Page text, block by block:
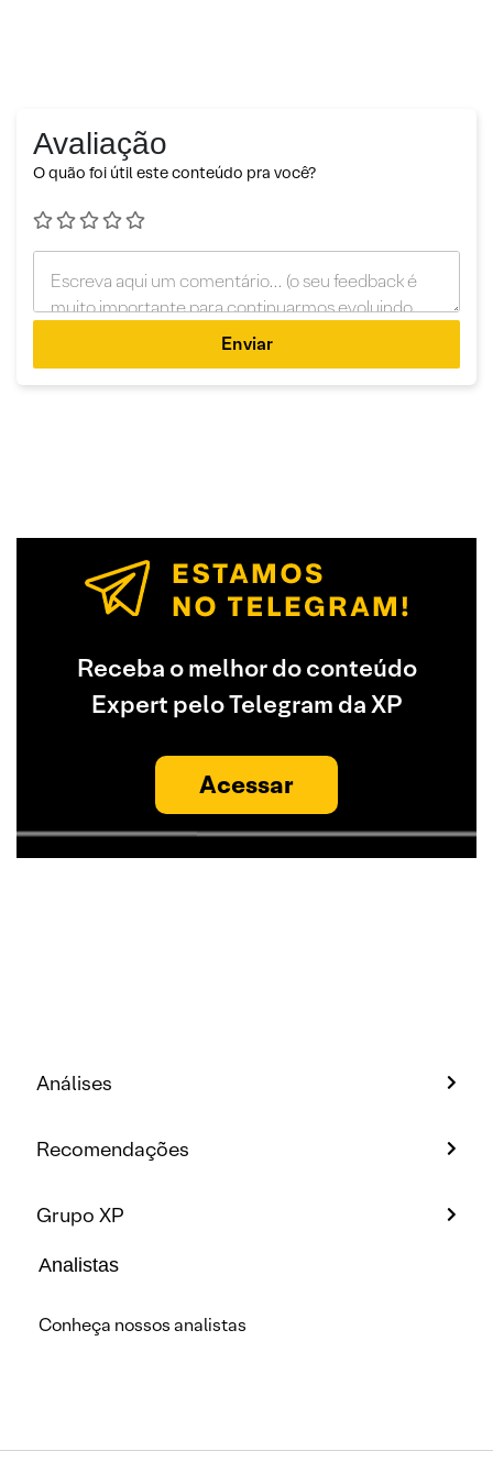
Avaliação
O quão foi útil este conteúdo pra você?
Enviar
Receba o melhor do conteúdo
Expert pelo Telegram da XP
Acessar
Análises
Recomendações
Grupo XP
Analistas
Conheça nossos analistas